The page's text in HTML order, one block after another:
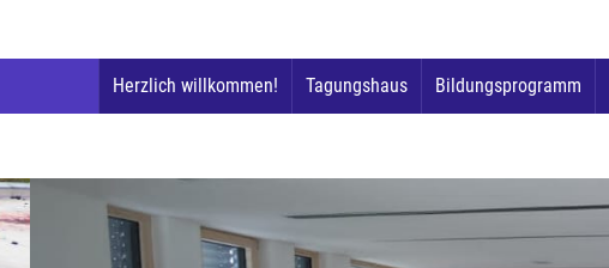
Herzlich willkommen! Tagungshaus Bildungsprogramm